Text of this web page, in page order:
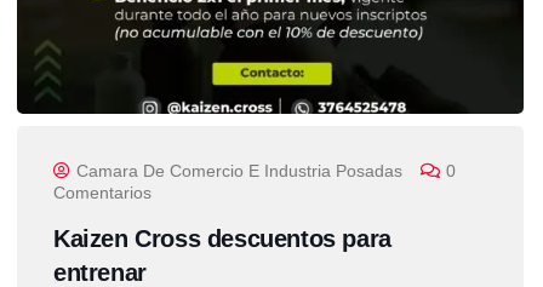
Camara De Comercio E Industria Posadas
0
Comentarios
Kaizen Cross descuentos para
entrenar